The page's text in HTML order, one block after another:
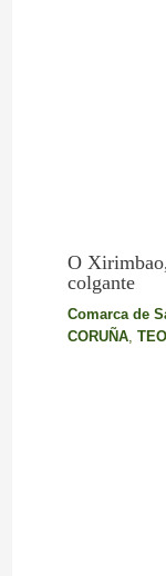
O
colgante
Comarca de
CORUÑA, TEO